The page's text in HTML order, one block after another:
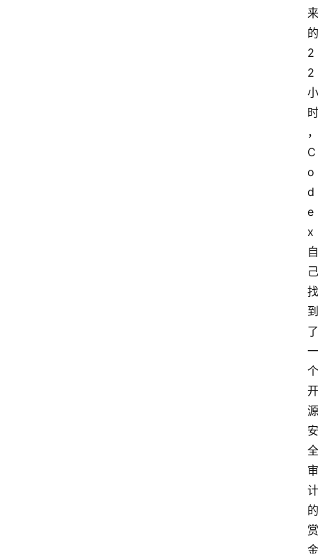
来
的
2
2
小
时
，
C
o
d
e
x
自
己
找
到
了
一
个
开
源
安
全
审
计
的
赏
金